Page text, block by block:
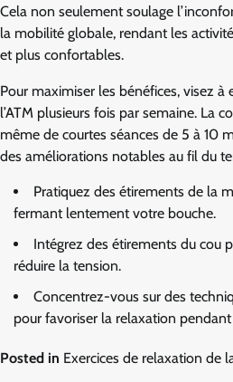
Cela non seulement soulage
la mobilité globale, rendant les
et plus confortables.
Pour maximiser les bénéfices, visez à
l’ATM plusieurs fois par semaine. La
même de courtes séances de 5 à 10
des améliorations notables au fil du
Pratiquez des étirements de la
fermant lentement votre bouche.
Intégrez des étirements du cou
réduire la tension.
Concentrez-vous sur des
pour favoriser la relaxation pendant
Posted in Exercices de relaxation de